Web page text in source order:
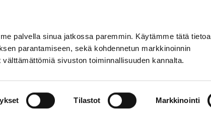
palvella sinua jatkossa paremmin. Käytämme tätä tietoa
parantamiseen, sekä kohdennetun markkinoinnin
sivuston toiminnallisuuden kannalta.
Tilastot Markkinointi